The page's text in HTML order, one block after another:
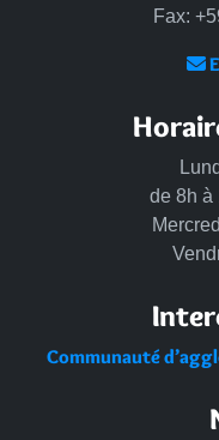
Fax:
de 8h à
Communauté